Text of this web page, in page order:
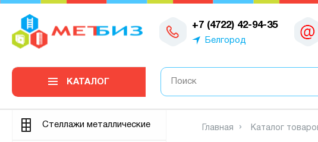
+7 (4722) 42-94-35
Белгород
0
КАТАЛОГ
Стеллажи металлические Главная Каталог